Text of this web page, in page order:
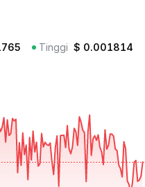
Tinggi $ 0.001814